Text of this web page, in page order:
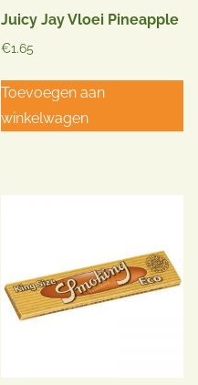
Juicy Jay Vloei Pineapple
€1.65
Toevoegen aan
winkelwagen